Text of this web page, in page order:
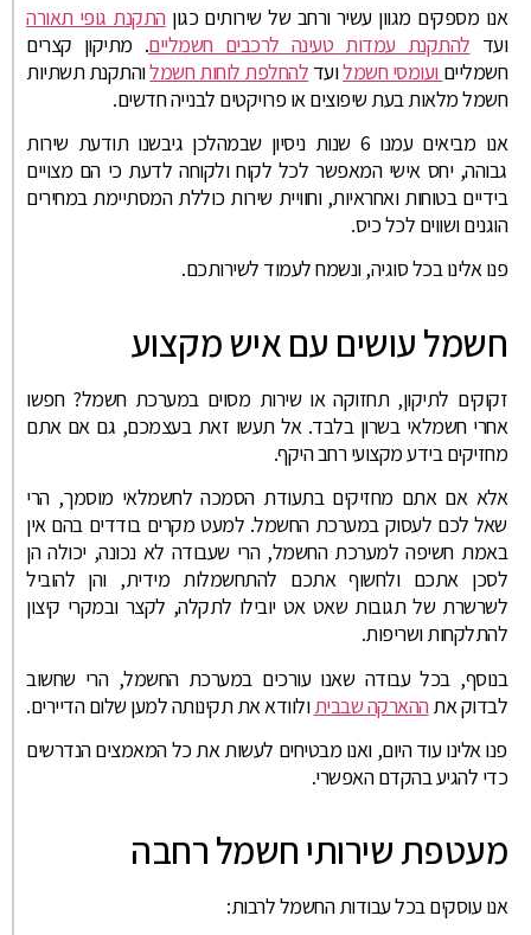
אנו מספקים מגוון עשיר ורחב של שירותים כגון התקנת גופי תאורה
ועד להתקנת עמדות טעינה לרכבים חשמליים. מתיקון קצרים
חשמליים ועומסי חשמלועד להחלפת לוחות חשמלוהתקנת תשתיות
חשמל מלאות בעת שיפוצים או פרויקטים לבנייה חדשים.
אנו מביאים עמנו 6 שנות ניסיון שבמהלכן גיבשנו תודעת שירות
גבוהה, יחס אישי המאפשר לכל לקוח ולקוחה לדעת כי הם מצויים
בידיים בטוחות ואחראיות, וחוויית שירות כוללת המסתיימת במחירים
הוגנים ושווים לכל כיס.
פנו אלינו בכל סוגיה, ונשמח לעמוד לשירותכם.
חשמל עושים עם איש מקצוע
זקוקים לתיקון, תחזוקה או שירות מסוים במערכת חשמל? חפשו
אחרי חשמלאי בשרון בלבד. אל תעשו זאת בעצמכם, גם אם אתם
מחזיקים בידע מקצועי רחב היקף.
אלא אם אתם מחזיקים בתעודת הסמכה לחשמלאי מוסמך, הרי
שאל לכם לעסוק במערכת החשמל. למעט מקרים בודדים בהם אין
באמת חשיפה למערכת החשמל, הרי שעבודה לא נכונה, יכולה הן
לסכן אתכם ולחשוף אתכם להתחשמלות מידית, והן להוביל
לשרשרת של תגובות שאט אט יובילו לתקלה, לקצר ובמקרי קיצון
להתלקחות ושריפות.
בנוסף, בכל עבודה שאנו עורכים במערכת החשמל, הרי שחשוב
לבדוק את ההארקה שבביתולוודא את תקינותה למען שלום הדיירים.
פנו אלינו עוד היום, ואנו מבטיחים לעשות את כל המאמצים הנדרשים
כדי להגיע בהקדם האפשרי.
מעטפת שירותי חשמל רחבה
אנו עוסקים בכל עבודות החשמל לרבות: